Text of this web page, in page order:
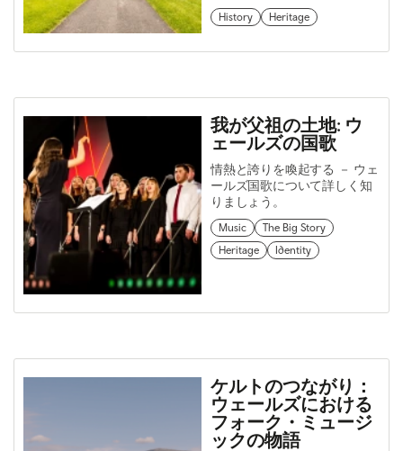
History Heritage
我が父祖の土地: ウ
ェールズの国歌
情熱と誇りを喚起する － ウェ
ールズ国歌について詳しく知
りましょう。
Music
The Big Story
Heritage
Identity
ケルトのつながり：
ウェールズにおける
フォーク・ミュージ
ックの物語